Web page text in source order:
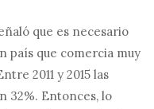
que es necesario
país que comercia muy
2011 y 2015 las
32%. Entonces, lo